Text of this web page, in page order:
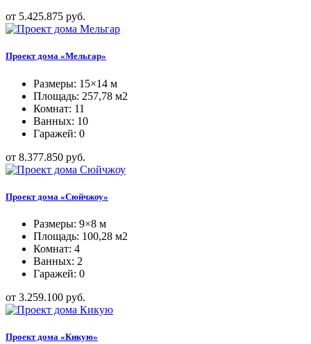
от 5.425.875 руб.
Проект дома «Мельгар»
Размеры: 15×14 м
Площадь: 257,78 м2
Комнат: 11
Ванных: 10
Гаражей: 0
от 8.377.850 руб.
Проект дома «Сюйчжоу»
Размеры: 9×8 м
Площадь: 100,28 м2
Комнат: 4
Ванных: 2
Гаражей: 0
от 3.259.100 руб.
Проект дома «Кикую»